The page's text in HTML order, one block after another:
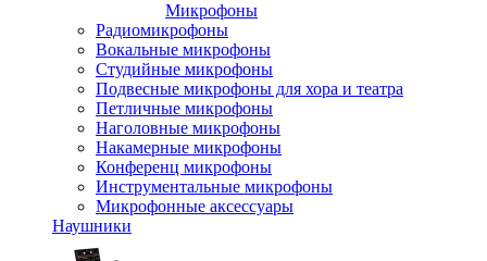
Микрофоны
Радиомикрофоны
Вокальные микрофоны
Студийные микрофоны
Подвесные микрофоны для хора и театра
Петличные микрофоны
Наголовные микрофоны
Накамерные микрофоны
Конференц микрофоны
Инструментальные микрофоны
Микрофонные аксессуары
Наушники